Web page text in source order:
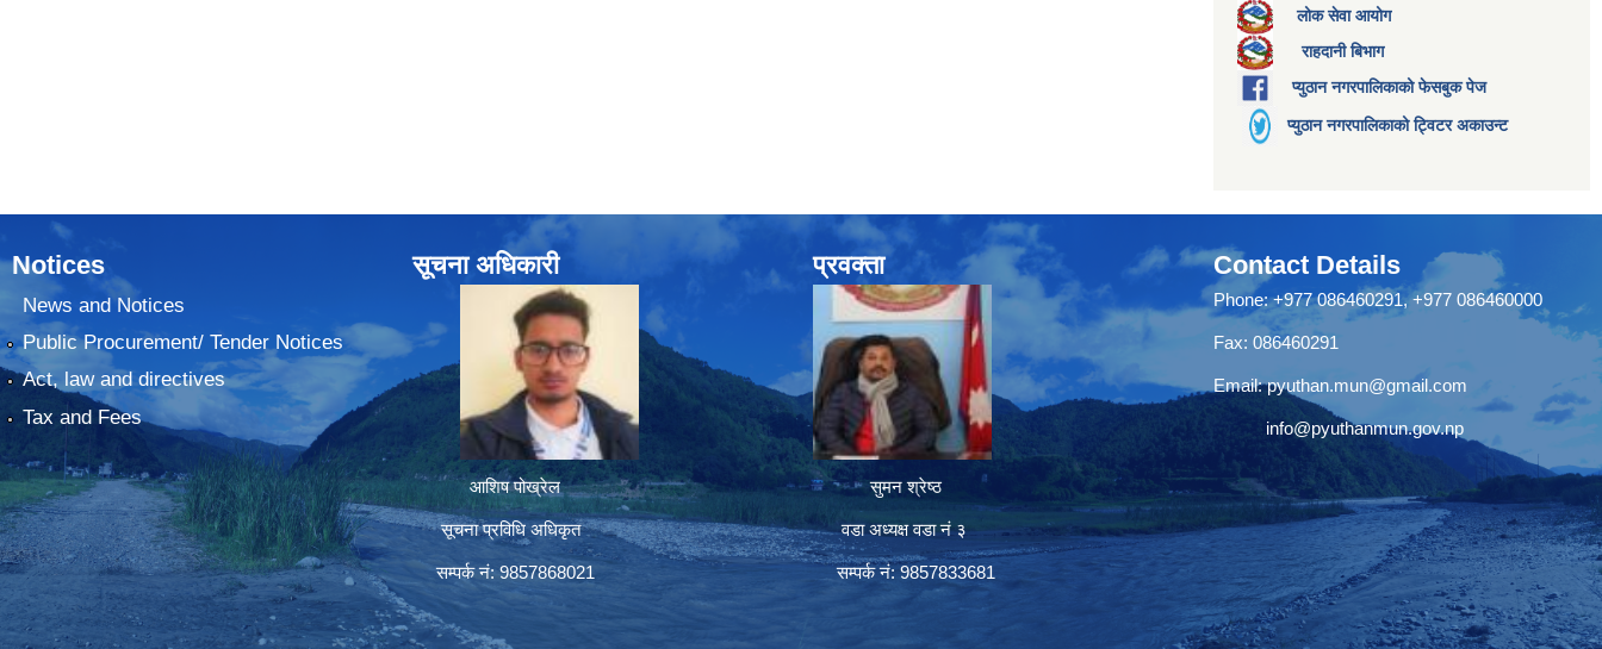
लोक सेवा आयोग
राहदानी बिभाग
प्युठान नगरपालिकाको फेसबुक पेज
प्युठान नगरपालिकाको ट्विटर अकाउन्ट
Notices
News and Notices
Public Procurement/ Tender Notices
Act, law and directives
Tax and Fees
सूचना अधिकारी
आशिष पोख्रेल
सूचना प्रविधि अधिकृत
सम्पर्क नं: 9857868021
प्रवक्ता
सुमन श्रेष्ठ
वडा अध्यक्ष वडा नं ३
सम्पर्क नं: 9857833681
Contact Details
Phone: +977 086460291, +977 086460000
Fax: 086460291
Email:pyuthan.mun@gmail.com
info@pyuthanmun.gov.np